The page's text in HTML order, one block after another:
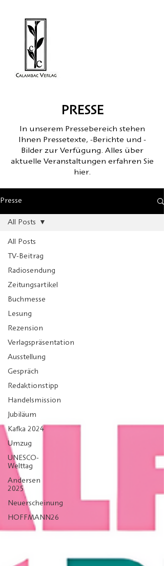
PRESSE
In unserem Pressebereich stehen
Ihnen Pressetexte, -Berichte und -
Bilder zur Verfügung. Alles über
aktuelle Veranstaltungen erfahren Sie
hier.
Presse
All Posts
TV-Beitrag
Radiosendung
Zeitungsartikel
Buchmesse
Lesung
Rezension
Verlagspräsentation
Ausstellung
Gespräch
Redaktionstipp
Handelsmission
Jubiläum
Kafka 2024
Umzug
UNESCO-
Welttag
Andersen
2025
Neuerscheinung
HOFFMANN26
All Posts